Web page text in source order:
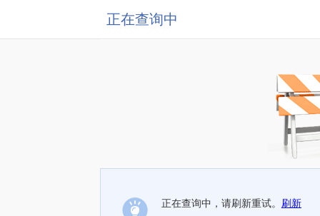
正在查询中
正在查询中，请刷新重试。 刷新